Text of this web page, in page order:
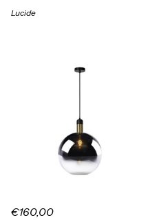
Lucide
€160,00